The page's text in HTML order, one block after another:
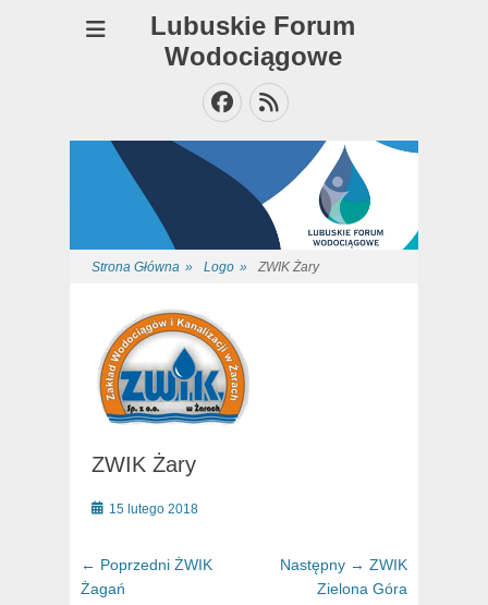
Lubuskie Forum
Wodociągowe
Facebook
Feed
Strona Główna » Logo » ZWIK Żary
ZWIK Żary
Posted15 lutego 2018
Nawigacja
wpisu
← Poprzedni Poprzedni
ŻWIK
Żagań
Następny → Następny
artykuł:
ZWIK
Zielona Góra